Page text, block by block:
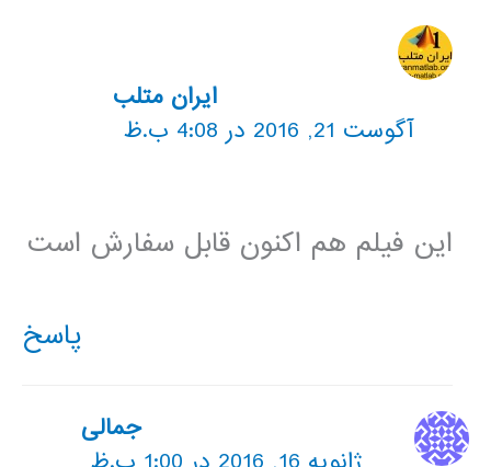
ایران متلب
آگوست 21, 2016 در 4:08 ب.ظ
این فیلم هم اکنون قابل سفارش است
پاسخ
جمالی